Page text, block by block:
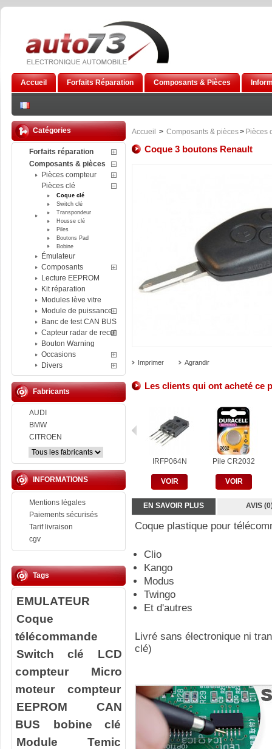
Accueil Forfaits Réparation Composants & Pièces
Catégories
Forfaits réparation
Composants & pièces
Pièces compteur
Pièces clé
Coque clé
Switch clé
Transpondeur
Housse clé
Piles
Boutons Pad
Bobine
Émulateur
Composants
Lecture EEPROM
Kit réparation
Modules lève vitre
Module de puissance
Banc de test CAN BUS
Capteur radar de recul
Bouton Warning
Occasions
Divers
Fabricants
AUDI
BMW
CITROEN
INFORMATIONS
Mentions légales
Paiements sécurisés
Tarif livraison
cgv
Tags
EMULATEUR
Coque
télécommande
Switch clé
LCD
compteur
Micro
moteur compteur
EEPROM
CAN
BUS
bobine clé
Module Temic
Accueil > Composants & pièces> Pièces
Coque 3 boutons Renault
Imprimer Agrandir
Les clients qui ont acheté ce
IRFP064N
VOIR
Pile CR2032
VOIR
EN SAVOIR PLUS AVIS
Coque plastique pour
Clio
Kango
Modus
Twingo
Et d'autres
Livré sans électronique ni
clé)